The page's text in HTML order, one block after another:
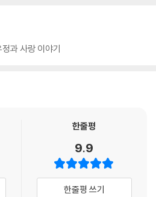
과 사랑 이야기
한줄평
9.9
한줄평 쓰기